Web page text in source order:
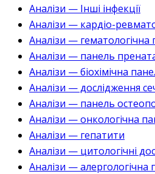
Аналізи — Інші інфекції
Аналізи — кардіо-
Аналізи — гематологічна
Аналізи — панель
Аналізи — біохімічна
Аналізи — дослідження
Аналізи — панель
Аналізи — онкологічна
Аналізи — гепатити
Аналізи — цитологічні
Аналізи — алергологічна